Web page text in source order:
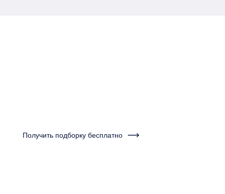
Получить подборку бесплатно